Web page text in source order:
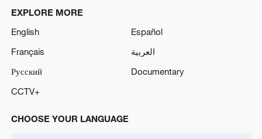
EXPLORE MORE
English
Español
Français
العربية
Русский
Documentary
CCTV+
CHOOSE YOUR LANGUAGE